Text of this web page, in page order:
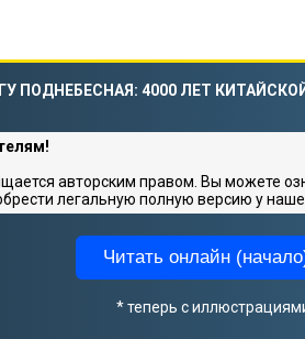
ПОДНЕБЕСНАЯ: 4000 ЛЕТ
авторским правом. Вы можете
легальную полную версию у
Читать онлайн
* теперь с